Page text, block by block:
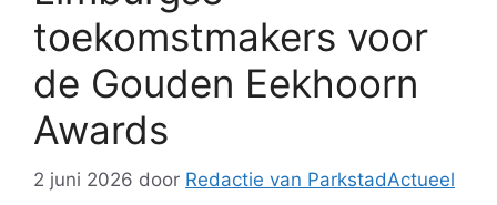
toekomstmakers voor
de Gouden Eekhoorn
Awards
2 juni 2026 door Redactie van ParkstadActueel